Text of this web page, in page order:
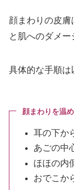
顔まわりの皮
と肌へのダメー
具体的な手順は
顔まわりを温
耳の下か
あごの中
ほほの内
おでこか